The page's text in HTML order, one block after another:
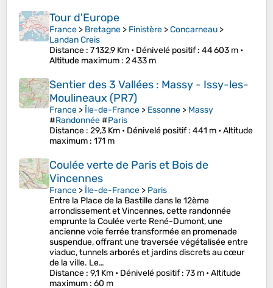
Tour d'Europe
France > Bretagne > Finistère >Concarneau >
Landan Creis
Distance : 7 132,9 Km • Dénivelé positif: 44 603 m •
Altitude maximum : 2 433 m
Sentier des 3 Vallées : Massy - Issy-les-
Moulineaux (PR7)
France >Île-de-France > Essonne > Massy
#Randonnée#Paris
Distance : 29,3 Km • Dénivelé positif: 441 m •Altitude
maximum : 171 m
Coulée verte de Paris et Bois de
Vincennes
France >Île-de-France > Paris
Entre la Place de la Bastille dans le 12ème
arrondissement et Vincennes, cette randonnée
emprunte la Coulée verte René-Dumont, une
ancienne voie ferrée transformée en promenade
suspendue, offrant une traversée végétalisée entre
viaduc, tunnels arborés et jardins discrets au cœur
de la ville. Le…
Distance : 9,1 Km • Dénivelé positif: 73 m •Altitude
maximum : 60 m